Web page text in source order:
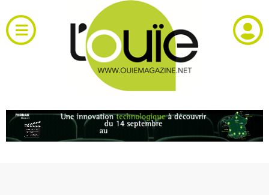
au
contenu
Toggle
Navigation
RH et emploi